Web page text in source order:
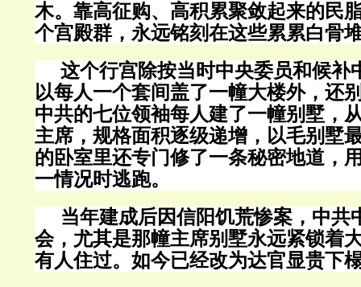
木。靠高征购、高积累聚敛起来的民
个宫殿群，永远铭刻在这些累累白骨
这个行宫除按当时中央委员和候补
以每人一个套间盖了一幢大楼外，还
中共的七位领袖每人建了一幢别墅，
主席，规格面积逐级递增，以毛别墅
的卧室里还专门修了一条秘密地道，
一情况时逃跑。
当年建成后因信阳饥荒惨案，中共
会，尤其是那幢主席别墅永远紧锁着
有人住过。如今已经改为达官显贵下